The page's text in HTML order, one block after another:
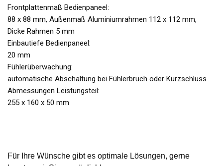
Frontplattenmaß Bedienpaneel:
88 x 88 mm, Außenmaß Aluminiumrahmen 112 x 112 mm,
Dicke Rahmen 5 mm
Einbautiefe Bedienpaneel:
20 mm
Fühlerüberwachung:
automatische Abschaltung bei Fühlerbruch oder Kurzschluss
Abmessungen Leistungsteil:
255 x 160 x 50 mm
Für Ihre Wünsche gibt es optimale Lösungen, gerne